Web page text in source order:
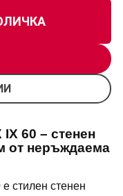
60 – стенен
от неръждаема
е стилен стенен